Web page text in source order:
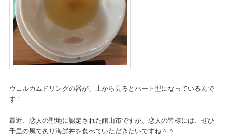
ウェルカムドリンクの器が、上から見るとハート型になっているんで
す！
最近、恋人の聖地に認定された館山市ですが、恋人の皆様には、ぜひ
千里の風で炙り海鮮丼を食べていただきたいですね＾＾